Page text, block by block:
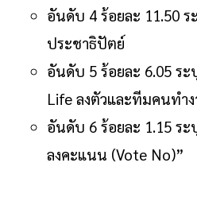
อันดับ 3 ร้อยละ 18.35 ร
อันดับ 4 ร้อยละ 11.50 ร
ประชาธิปัตย์
อันดับ 5 ร้อยละ 6.05 ร
Life ลงตัวและทีมคนทำ
อันดับ 6 ร้อยละ 1.15 ระ